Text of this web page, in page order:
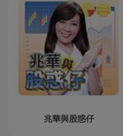
兆華與股惑仔